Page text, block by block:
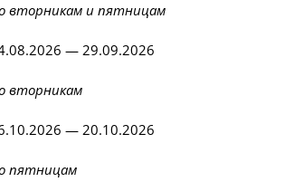
вторникам и пятницам
— 29.09.2026
вторникам
— 20.10.2026
пятницам